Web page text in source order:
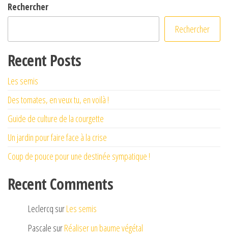
Rechercher
Rechercher
Recent Posts
Les semis
Des tomates, en veux tu, en voilà !
Guide de culture de la courgette
Un jardin pour faire face à la crise
Coup de pouce pour une destinée sympatique !
Recent Comments
Leclercq surLes semis
Pascale surRéaliser un baume végétal